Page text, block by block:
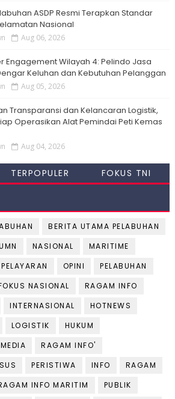
ASDP Resmi Terapkan Standar
Nasional
Aug 06, 2026
Engagement Wilayah 4: Pelindo Jasa
Keluhan dan Kebutuhan Pelanggan
Aug 05, 2026
Transparansi dan Kelancaran Logistik,
Operasikan Alat Pemindai Peti Kemas
Aug 04, 2026
TERPOPULER FOKUS TNI
BERITA UTAMA PELABUHAN
NASIONAL
MARITIME
PELAYARAN OPINI
PELABUHAN
NASIONAL
RAGAM INFO
INTERNASIONAL
HOTNEWS
LOGISTIK
HUKUM
MEDIA
RAGAM INFO'
PERISTIWA INFO
RAGAM
INFO MARITIM
PUBLIK